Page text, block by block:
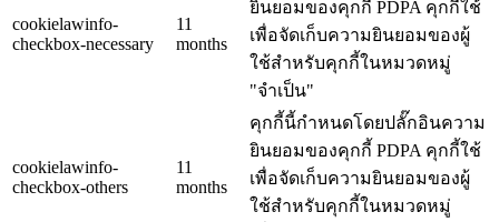
cookielawinfo-
checkbox-necessary
11
months
ยินยอมของคุกกี้ PDPA คุกกี้ใช้
เพื่อจัดเก็บความยินยอมของผู้
ใช้สำหรับคุกกี้ในหมวดหมู่
"จำเป็น"
cookielawinfo-
checkbox-others
11
months
คุกกี้นี้กำหนดโดยปลั๊กอินความ
ยินยอมของคุกกี้ PDPA คุกกี้ใช้
เพื่อจัดเก็บความยินยอมของผู้
ใช้สำหรับคุกกี้ในหมวดหมู่